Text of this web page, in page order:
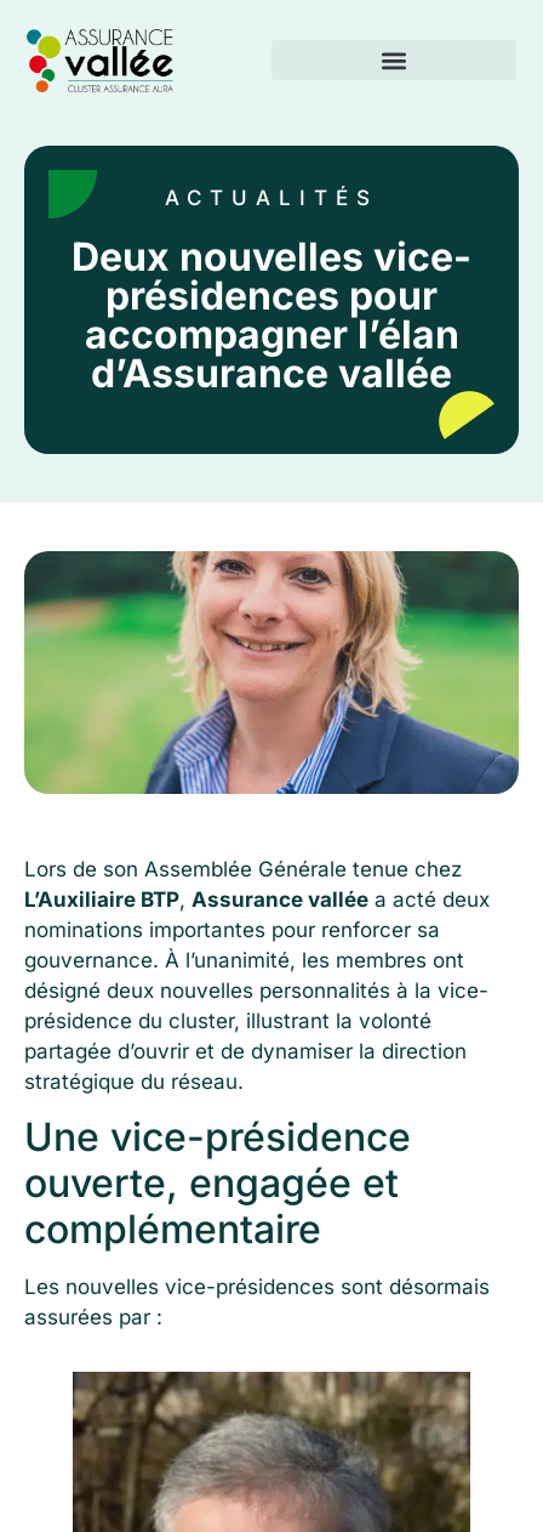
ACTUALITÉS
Deux nouvelles vice-
présidences pour
accompagner l’élan
d’Assurance vallée
Lors de son Assemblée Générale tenue chez
L’Auxiliaire BTP, Assurance vallée a acté deux
nominations importantes pour renforcer sa
gouvernance. À l’unanimité, les membres ont
désigné deux nouvelles personnalités à la vice-
présidence du cluster, illustrant la volonté
partagée d’ouvrir et de dynamiser la direction
stratégique du réseau.
Une vice-présidence
ouverte, engagée et
complémentaire
Les nouvelles vice-présidences sont désormais
assurées par :